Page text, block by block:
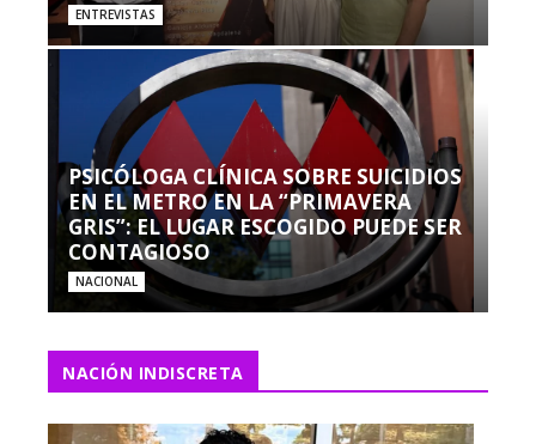
ENTREVISTAS
PSICÓLOGA CLÍNICA SOBRE SUICIDIOS
EN EL METRO EN LA “PRIMAVERA
GRIS”: EL LUGAR ESCOGIDO PUEDE SER
CONTAGIOSO
NACIONAL
NACIÓN INDISCRETA